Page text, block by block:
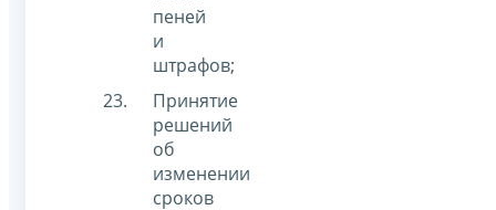
пеней
и
штрафов;
Принятие
решений
об
изменении
сроков